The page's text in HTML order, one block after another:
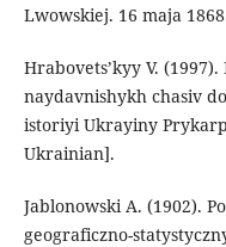
Lwowskiej. 16 maja
Hrabovets’kyy V.
naydavnishykh chasiv
istoriyi Ukrayiny
Ukrainian].
Jablonowski A. (1902).
geograficzno-